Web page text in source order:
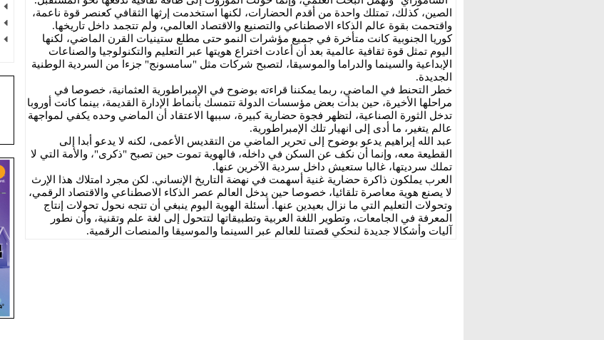
الصين، كذلك، تمتلك واحدة من أقدم الحضارات، لكنها استخدمت إرثها الثقافي كعنصر قوة ناعمة،
واقتحمت بقوة عالم الذكاء الاصطناعي والتصنيع والاقتصاد العالمي، ولم تتجمد داخل تاريخها.
كوريا الجنوبية كانت متأخرة في جميع مؤشرات النمو حتى مطلع ستينيات القرن الماضي، لكنها
اليوم تمثل قوة ثقافية عالمية بعد أن أعادت اختراع هويتها عبر التعليم والتكنولوجيا والصناعات
الإبداعية والسينما والدراما والموسيقا، لتصبح شركات مثل "سامسونج" جزءا من السردية الوطنية
الجديدة.
خطر التحنط في الماضي، ربما يمكننا قراءته بوضوح في الإمبراطورية العثمانية، خصوصا في
مراحلها الأخيرة، حين بدأت بعض مؤسسات الدولة تتمسك بأنماط الإدارة القديمة، بينما كانت أوروبا
تدخل الثورة الصناعية، لتظهر فجوة حضارية كبيرة، سببها الاعتقاد أن الماضي وحده يكفي لمواجهة
عالم يتغير، ما أدى إلى انهيار تلك الإمبراطورية.
عبد الله إبراهيم يدعو بوضوح إلى تحرير الماضي من التقديس الأعمى، لكنه لا يدعو أبدا إلى
القطيعة معه، وإنما أن نكف عن السكن في داخله، فالهوية تموت حين تصبح "ذكرى"، والأمة التي لا
تملك سرديتها، غالبا ستعيش داخل سردية الآخرين عنها.
العرب يملكون ذاكرة حضارية غنية أسهمت في نهضة التاريخ الإنساني. لكن مجرد امتلاك هذا الإرث
لا يصنع هوية معاصرة تلقائيا، خصوصا حين يدخل العالم عصر الذكاء الاصطناعي والاقتصاد الرقمي،
وتحولات التعليم التي ما نزال بعيدين عنها. أسئلة الهوية اليوم ينبغي أن تتجه نحول تحولات إنتاج
المعرفة في الجامعات، وتطوير اللغة العربية وتطبيقاتها لتتحول إلى لغة علم وتقنية، وأن نطور
آليات وأشكالا جديدة لنحكي قصتنا للعالم عبر السينما والموسيقا والمنصات الرقمية.